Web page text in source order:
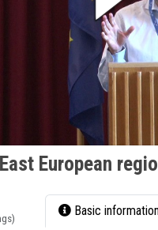
European
Basic